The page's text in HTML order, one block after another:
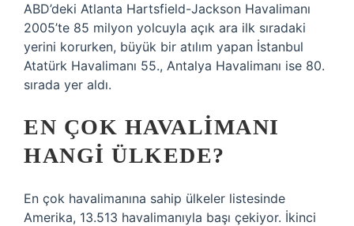
ABD’deki Atlanta Hartsfield-Jackson Havalimanı
2005’te 85 milyon yolcuyla açık ara ilk sıradaki
yerini korurken, büyük bir atılım yapan İstanbul
Atatürk Havalimanı 55., Antalya Havalimanı ise 80.
sırada yer aldı.
EN ÇOK HAVALIMANI
HANGI ÜLKEDE?
En çok havalimanına sahip ülkeler listesinde
Amerika, 13.513 havalimanıyla başı çekiyor. İkinci